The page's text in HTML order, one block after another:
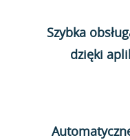
Szybka
dzięki